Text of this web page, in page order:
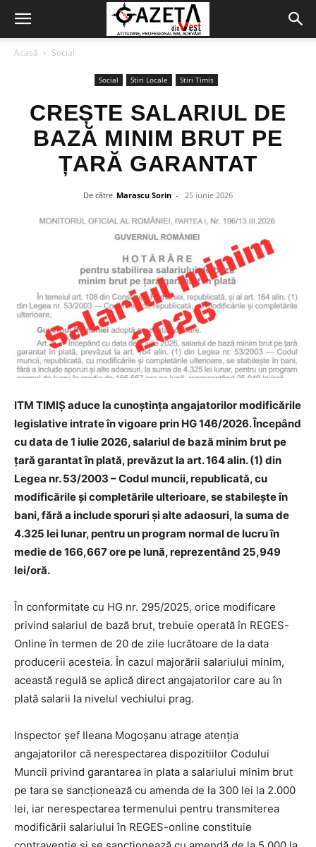
Acasă Social
Social Stiri Locale Stiri Timis
CREȘTE SALARIUL DE
BAZĂ MINIM BRUT PE
ȚARĂ GARANTAT
De către Marascu Sorin - 25 iunie 2026
ITM TIMIȘ aduce la cunoștința angajatorilor modificările
legislative intrate în vigoare prin HG 146/2026. Începând
cu data de 1 iulie 2026, salariul de bază minim brut pe
țară garantat în plată, prevăzut la art. 164 alin. (1) din
Legea nr. 53/2003 – Codul muncii, republicată, cu
modificările și completările ulterioare, se stabilește în
bani, fără a include sporuri și alte adaosuri, la suma de
4.325 lei lunar, pentru un program normal de lucru în
medie de 166,667 ore pe lună, reprezentând 25,949
lei/oră.
În conformitate cu HG nr. 295/2025, orice modificare
privind salariul de bază brut, trebuie operată în REGES-
Online în termen de 20 de zile lucrătoare de la data
producerii acesteia. În cazul majorării salariului minim,
această regulă se aplică direct angajatorilor care au în
plată salarii la nivelul vechiului prag.
Inspector șef Ileana Mogoșanu atrage atenția
angajatorilor că nerespectarea dispozitiilor Codului
Muncii privind garantarea in plata a salariului minim brut
pe tara se sancționează cu amenda de la 300 lei la 2.000
lei, iar nerespectarea termenului pentru transmiterea
modificării salariului în REGES-online constituie